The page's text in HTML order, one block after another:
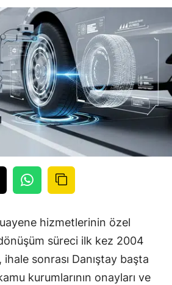
hizmetlerinin özel
süreci ilk kez 2004
ihale sonrası Danıştay başta
kurumlarının onayları ve